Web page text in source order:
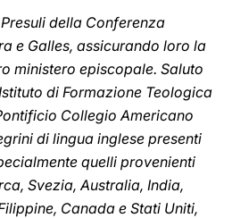
della Conferenza
e Galles, assicurando loro la
ministero episcopale. Saluto
di Formazione Teologica
Collegio Americano
di lingua inglese presenti
quelli provenienti
Svezia, Australia, India,
Canada e Stati Uniti,